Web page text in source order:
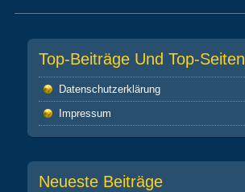
Post navigation
Top-Beiträge Und Top-Seiten
Datenschutz­erklärung
Impressum
Neueste Beiträge